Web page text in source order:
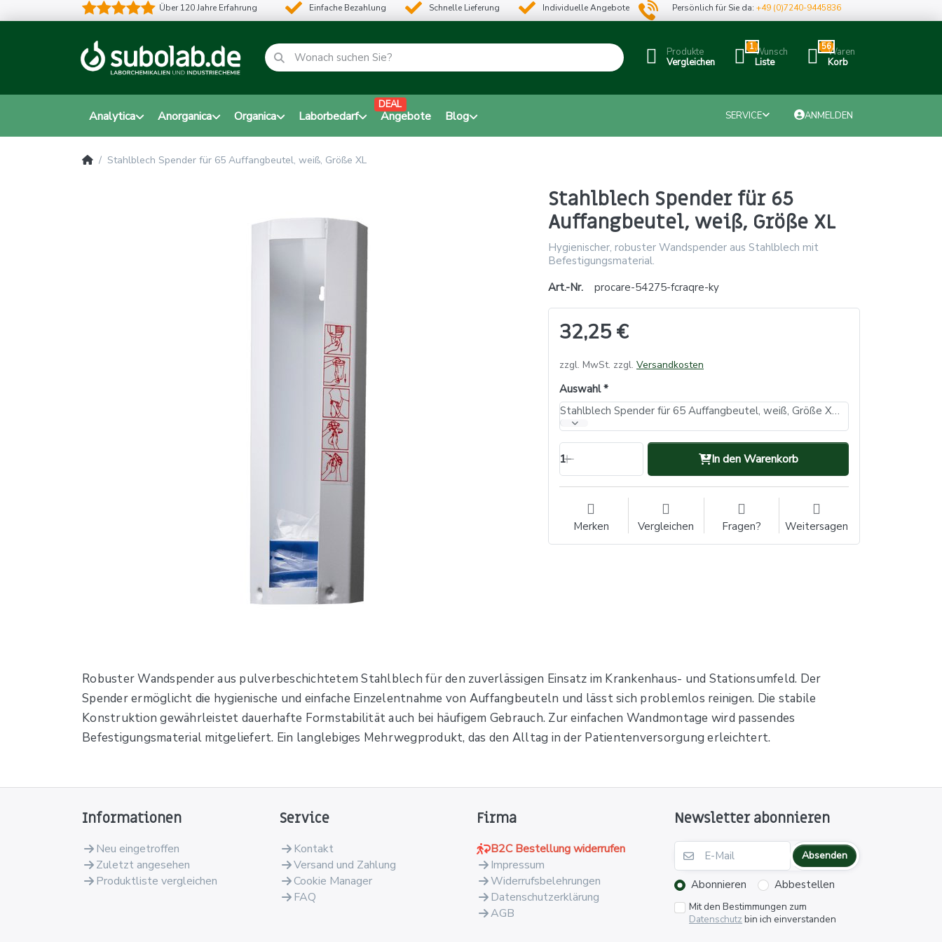
Über 120 Jahre Erfahrung Einfache Bezahlung Schnelle Lieferung Individuelle Angebote Persönlich für Sie da:+49 (0)7240-9445836
Produkte
Vergleichen
1Wunsch
Liste
56Waren
Korb
Analytica Anorganica Organica Laborbedarf Angebote
DEAL
Blog SERVICE ANMELDEN
Stahlblech Spender für 65 Auffangbeutel, weiß, Größe XL
Stahlblech Spender für 65
Auffangbeutel, weiß, Größe XL
Hygienischer, robuster Wandspender aus Stahlblech mit
Befestigungsmaterial.
Art.-Nr.
procare-54275-fcraqre-ky
32,25 €
zzgl. MwSt. zzgl. Versandkosten
Auswahl
Stahlblech Spender für 65 Auffangbeutel, weiß, Größe XL (VE: 1, Inhalt: 1 Stück)
1 In den Warenkorb
Merken Vergleichen Fragen? Weitersagen
Robuster Wandspender aus pulverbeschichtetem Stahlblech für den zuverlässigen Einsatz im Krankenhaus- und Stationsumfeld. Der
Spender ermöglicht die hygienische und einfache Einzelentnahme von Auffangbeuteln und lässt sich problemlos reinigen. Die stabile
Konstruktion gewährleistet dauerhafte Formstabilität auch bei häufigem Gebrauch. Zur einfachen Wandmontage wird passendes
Befestigungsmaterial mitgeliefert. Ein langlebiges Mehrwegprodukt, das den Alltag in der Patientenversorgung erleichtert.
Informationen
Neu eingetroffen
Zuletzt angesehen
Produktliste vergleichen
Service
Kontakt
Versand und Zahlung
Cookie Manager
FAQ
Firma
B2C Bestellung widerrufen
Impressum
Widerrufsbelehrungen
Datenschutzerklärung
AGB
Newsletter abonnieren
Absenden
Abonnieren Abbestellen
Mit den Bestimmungen zum
Datenschutz bin ich einverstanden